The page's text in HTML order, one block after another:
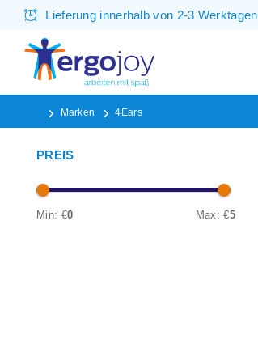
Lieferung innerhalb von 2-3 Werktagen
Marken 4Ears
PREIS
Min: €0 Max: €5